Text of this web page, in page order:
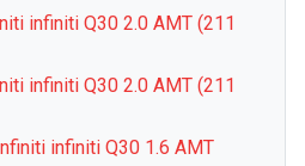
infiniti Q30 2.0 AMT (211
infiniti Q30 2.0 AMT (211
infiniti Q30 1.6 AMT